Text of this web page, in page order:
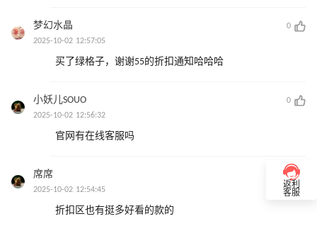
梦幻水晶
0
2025-10-02 12:57:05
买了绿格子，谢谢55的折扣通知哈哈哈
小妖儿SOUO
0
2025-10-02 12:56:32
官网有在线客服吗
席席
0
2025-10-02 12:54:45
折扣区也有挺多好看的款的
返利
客服